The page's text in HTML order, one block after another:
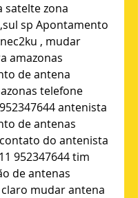
satelte zona
sp Apontamento
, mudar
amazonas
de antena
telefone
antenista
de antenas
do antenista
952347644 tim
de antenas
mudar antena